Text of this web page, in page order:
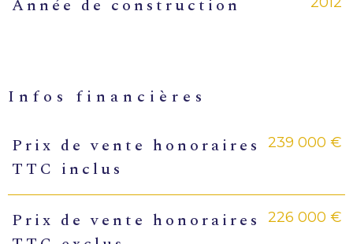
Année de construction
infos financières
Caractéristiques Valeurs
Prix de vente honoraires
TTC inclus
239 000 €
Prix de vente honoraires
226 000 €